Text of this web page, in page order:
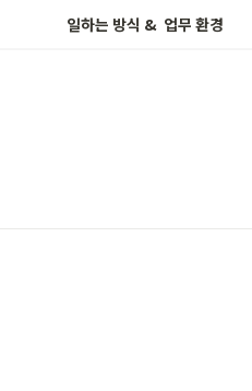
일하는 방식 &  업무 환경